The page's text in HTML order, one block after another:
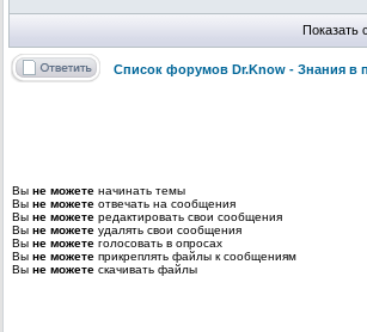
Показать
Список форумов Dr.Know - Знания в
Вы не можете начинать темы
Вы не можете отвечать на сообщения
Вы не можете редактировать свои сообщения
Вы не можете удалять свои сообщения
Вы не можете голосовать в опросах
Вы не можете прикреплять файлы к сообщениям
Вы не можете скачивать файлы